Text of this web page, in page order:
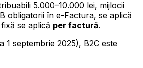
5.000–10.000 lei, mijlocii
obligatorii în e-Factura, se aplică
se aplică per factură.
1 septembrie 2025), B2C este